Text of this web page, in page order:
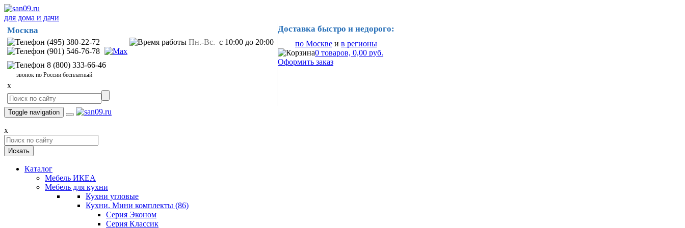
для дома и дачи
Москва
(495) 380-22-72
(901) 546-76-78
8 (800) 333-66-46
звонок по России бесплатный
Пн.-Вс. с 10:00 до 20:00
x
Доставка быстро и недорого:
по Москве и в регионы
0 товаров, 0,00 руб.
Оформить заказ
Toggle navigation
x
Искать
Каталог
Мебель ИКЕА
Мебель для кухни
Кухни угловые
Кухни. Мини комплекты (86)
Серия Эконом
Серия Классик